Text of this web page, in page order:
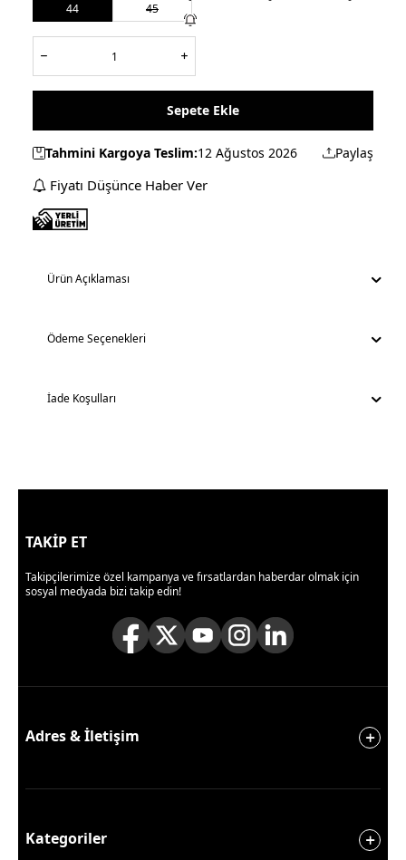
44
45
Sepete Ekle
Tahmini Kargoya Teslim:12 Ağustos 2026 Paylaş
Fiyatı Düşünce Haber Ver
Ürün Açıklaması
Ödeme Seçenekleri
İade Koşulları
TAKİP ET
Takipçilerimize özel kampanya ve fırsatlardan haberdar olmak için
sosyal medyada bizi takip edin!
Adres & İletişim
Kategoriler